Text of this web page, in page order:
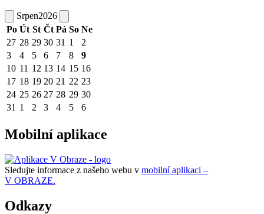
Srpen2026
Po Út St Čt Pá So Ne
27 28 29 30 31 1
2
3
4 5 6 7 8
9
10 11 12 13 14 15 16
17 18 19 20 21 22 23
24 25 26 27 28 29 30
31 1 2 3 4 5 6
Mobilní aplikace
Sledujte informace z našeho webu v mobilní aplikaci –
V OBRAZE.
Odkazy